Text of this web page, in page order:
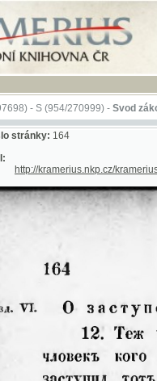
-S (954/270999)-Svod zákonův
kramerius.nkp.cz/kramerius/